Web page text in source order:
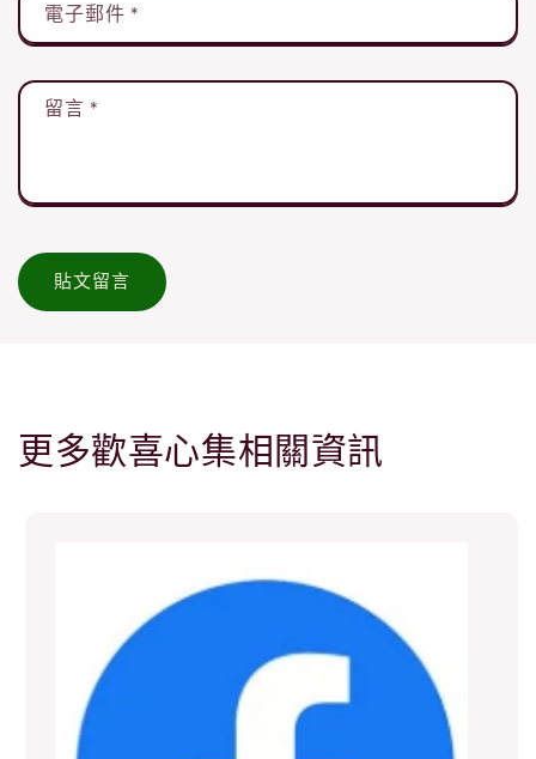
電子郵件 *
留言 *
更多歡喜心集相關資訊